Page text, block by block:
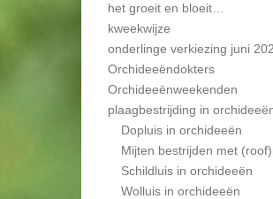
het groeit en bloeit…
kweekwijze
onderlinge verkiezing juni
Orchideeëndokters
Orchideeënweekenden
plaagbestrijding in
Dopluis in orchideeën
Mijten bestrijden met
Schildluis in orchideeën
Wolluis in orchideeën